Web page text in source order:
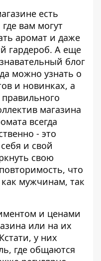
есть
где вам могут
аромат и даже
гардероб. А еще
блог
можно узнать о
и новинках, а
правильного
магазина
всегда
- это
и свой
свою
что
мужчинам, так
и ценами
или на их
у них
где общаются